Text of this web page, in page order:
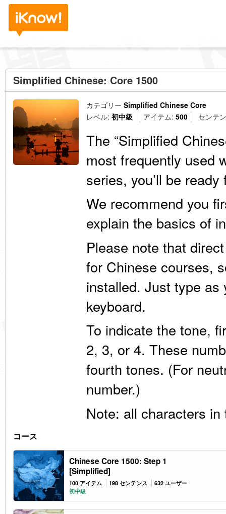
Simplified Chinese: Core 1500
カテゴリー Simplified Chinese Core
レベル: 初中級 アイテム: 500 センテ
The “Simplified
most frequently used
series, you’ll be
We recommend you
explain the basics of
Please note that
for Chinese courses,
installed. Just type as
keyboard.
To indicate the tone,
2, 3, or 4. These
fourth tones. (For
number.)
Note: all characters
コース
Chinese Core 1500: Step 1
[Simplified]
100 アイテム 198 センテンス
632 ユーザー
初中級